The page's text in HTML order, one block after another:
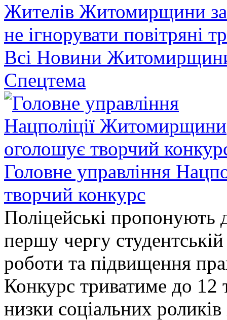
Жителів Житомирщини
не ігнорувати повітряні
Всі Новини
Спецтема
Головне управління
творчий конкурс
Поліцейські пропонують
першу чергу
роботи та підвищення
Конкурс триватиме до 12
низки соціальних